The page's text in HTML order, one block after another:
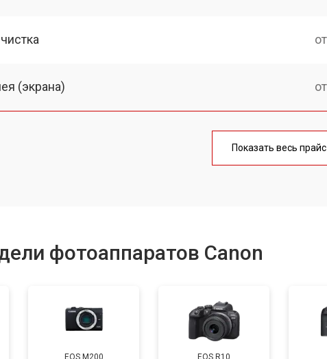
(экрана)
Показать весь прайс
фотоаппаратов Canon
EOS M200 EOS R10